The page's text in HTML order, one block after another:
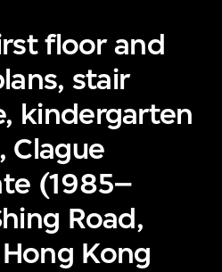
floor and
stair
kindergarten
Clague
(1985–
Road,
Kong